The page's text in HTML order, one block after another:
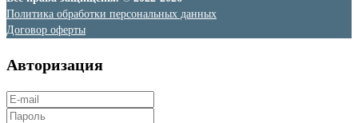
Политика обработки персональных данных
Договор оферты
Авторизация